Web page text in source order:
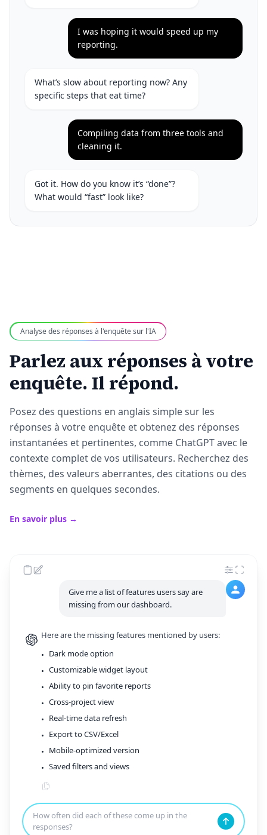
I was hoping it would speed up my
reporting.
What’s slow about reporting now? Any
specific steps that eat time?
Compiling data from three tools and
cleaning it.
Got it. How do you know it’s “done”?
What would “fast” look like?
Analyse des réponses à l'enquête sur l'IA
Parlez aux réponses à votre
enquête. Il répond.
Posez des questions en anglais simple sur les
réponses à votre enquête et obtenez des réponses
instantanées et pertinentes, comme ChatGPT avec le
contexte complet de vos utilisateurs. Recherchez des
thèmes, des valeurs aberrantes, des citations ou des
segments en quelques secondes.
En savoir plus →
Give me a list of features users say are
missing from our dashboard.
Here are the missing features mentioned by users:
• Dark mode option
• Customizable widget layout
• Ability to pin favorite reports
• Cross-project view
• Real-time data refresh
• Export to CSV/Excel
• Mobile-optimized version
• Saved filters and views
How often did each of these come up in the
responses?